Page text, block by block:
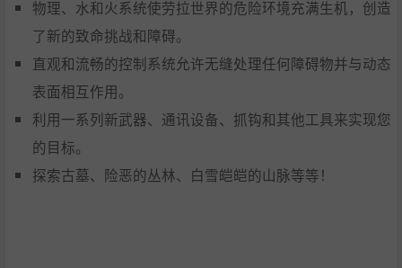
物理、水和火系统使劳拉世界的危险环境充满生机，创造
了新的致命挑战和障碍。
直观和流畅的控制系统允许无缝处理任何障碍物并与动态
表面相互作用。
利用一系列新武器、通讯设备、抓钩和其他工具来实现您
的目标。
探索古墓、险恶的丛林、白雪皑皑的山脉等等！